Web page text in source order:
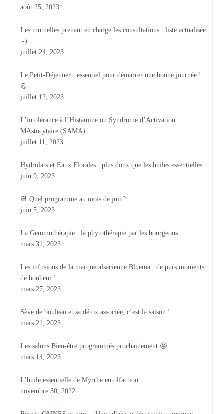
août 25, 2023
Les mutuelles prenant en charge les consultations : liste actualisée
:-)
juillet 24, 2023
Le Petit-Déjeuner : essentiel pour démarrer une bonne journée !
💪
juillet 12, 2023
L’intolérance à l’Histamine ou Syndrome d’Activation
MAstocytaire (SAMA)
juillet 11, 2023
Hydrolats et Eaux Florales : plus doux que les huiles essentielles
juin 9, 2023
📆 Quel programme au mois de juin? …
juin 5, 2023
La Gemmothérapie : la phytothérapie par les bourgeons
mars 31, 2023
Les infusions de la marque alsacienne Bluema : de purs moments
de bonheur !
mars 27, 2023
Sève de bouleau et sa détox associée, c’est la saison !
mars 21, 2023
Les salons Bien-être programmés prochainement 🤩
mars 14, 2023
L’huile essentielle de Myrrhe en olfaction…
novembre 30, 2022